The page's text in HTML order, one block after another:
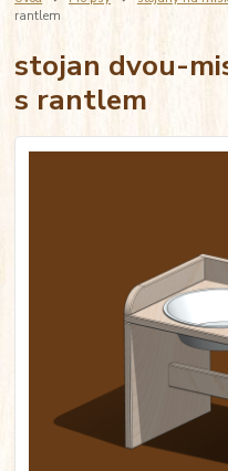
rantlem
stojan dvou-
s rantlem